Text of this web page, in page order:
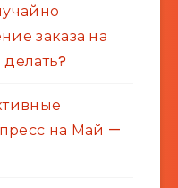
заказа на
на Май —